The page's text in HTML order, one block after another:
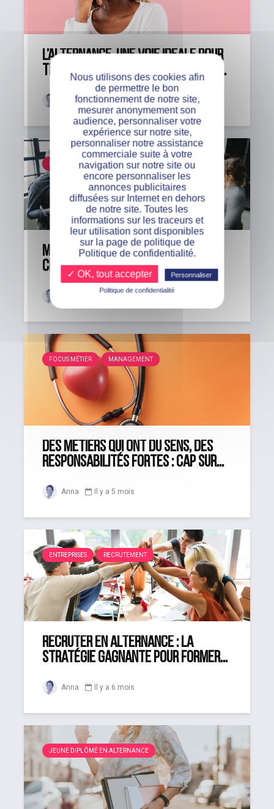
L’alternance, une voie idéale pour
travailler directement après le...
Anna Il y a 4 mois
ENTREPRISES MANAGEMENT
Manager et alternant : comment
créer une collaboration...
Il y a 5 mois
FOCUS MÉTIER MANAGEMENT
Des métiers qui ont du sens, des
responsabilités fortes : cap sur...
Anna Il y a 5 mois
ENTREPRISES RECRUTEMENT
Recruter en alternance : la
stratégie gagnante pour former...
Anna Il y a 6 mois
JEUNE DIPLÔMÉ EN ALTERNANCE
Nous utilisons des cookies afin
de permettre le bon
fonctionnement de notre site,
mesurer anonymement son
audience, personnaliser votre
expérience sur notre site,
personnaliser notre assistance
commerciale suite à votre
navigation sur notre site ou
encore personnaliser les
annonces publicitaires
diffusées sur Internet en dehors
de notre site. Toutes les
informations sur les traceurs et
leur utilisation sont disponibles
sur la page de politique de
Politique de confidentialité.
✓ OK, tout accepter
Personnaliser
Politique de confidentialité